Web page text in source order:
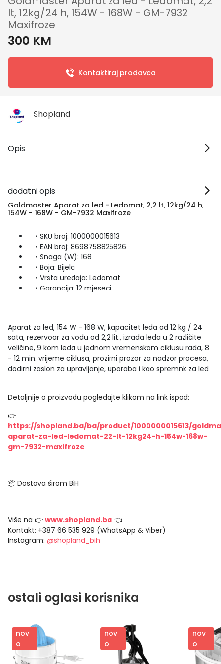
lt, 12kg/24 h, 154W - 168W - GM-7932
Maxifroze
300 KM
Kontaktiraj prodavca
Shopland
Opis
dodatni opis
Goldmaster Aparat za led - Ledomat, 2,2 lt, 12kg/24 h,
154W - 168W - GM-7932 Maxifroze
• SKU broj: 1000000015613
• EAN broj: 8698758825826
• Snaga (W): 168
• Boja: Bijela
• Vrsta uređaja: Ledomat
• Garancija: 12 mjeseci
Aparat za led, 154 W - 168 W, kapacitet leda od 12 kg / 24
sata, rezervoar za vodu od 2,2 lit., izrada leda u 2 različite
veličine, 9 kom leda u jednom vremenskom ciklusu rada, 8
- 12 min. vrijeme ciklusa, prozirni prozor za nadzor procesa,
dodirni zaslon za upravljanje, uporaba i kao spremnk za led
Detaljnije o proizvodu pogledajte klikom na link ispod:
👉
https://shopland.ba/ba/product/1000000015613/
aparat-za-led-ledomat-22-lt-12kg24-h-154w-168w-
gm-7932-maxifroze
📦 Dostava širom BiH
Više na 👉 www.shopland.ba 👈
Kontakt: +387 66 535 929 (WhatsApp & Viber)
Instagram: @shopland_bih
ostali oglasi korisnika
nov
o
nov
o
nov
o